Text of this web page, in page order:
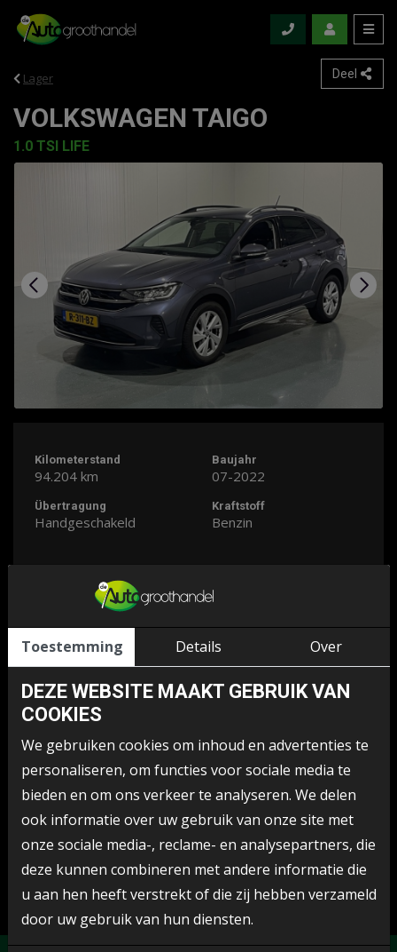
Lager Deel
Kilometerstand
94.204 km
Baujahr
07-2022
Übertragung
Handgeschakeld
Kraftstoff
Benzin
VOLKSWAGEN TAIGO
1.0 TSI LIFE
ÜBER DIESES AUTO
BESONDERHEITEN
BAUJAHR
FARBE
grau
DESIGN
SUV/Geländewagen
LEISTUNG (KW)
95 pk
HUBRAUM (CC)
999
Toestemming Details Over
DEZE WEBSITE MAAKT GEBRUIK VAN
COOKIES
We gebruiken cookies om inhoud en advertenties te
personaliseren, om functies voor sociale media te
bieden en om ons verkeer te analyseren. We delen
ook informatie over uw gebruik van onze site met
onze sociale media-, reclame- en analysepartners, die
deze kunnen combineren met andere informatie die
u aan hen heeft verstrekt of die zij hebben verzameld
door uw gebruik van hun diensten.